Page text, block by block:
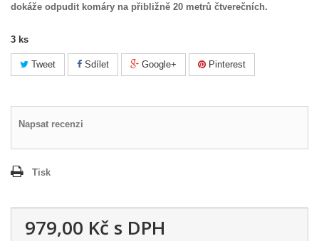
dokáže odpudit komáry na přibližně 20 metrů čtverečních.
3 ks
Tweet Sdílet Google+ Pinterest
Napsat recenzi
Tisk
979,00 Kč s DPH